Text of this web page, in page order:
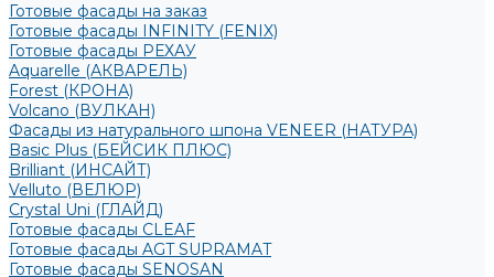
Готовые фасады на заказ
Готовые фасады INFINITY (FENIX)
Готовые фасады РЕХАУ
Aquarelle (АКВАРЕЛЬ)
Forest (КРОНА)
Volcano (ВУЛКАН)
Фасады из натурального шпона VENEER (НАТУРА)
Basic Plus (БЕЙСИК ПЛЮС)
Brilliant (ИНСАЙТ)
Velluto (ВЕЛЮР)
Crystal Uni (ГЛАЙД)
Готовые фасады CLEAF
Готовые фасады AGT SUPRAMAT
Готовые фасады SENOSAN